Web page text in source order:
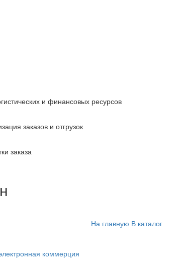
и финансовых ресурсов
заказов и отгрузок
заказа
На главную В каталог
коммерция